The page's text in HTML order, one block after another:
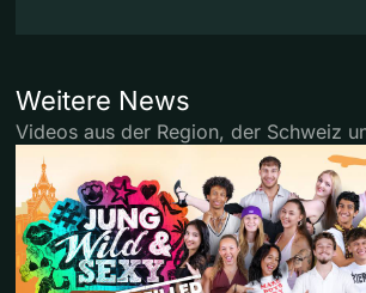
Weitere News
Videos aus der Region, der Schweiz